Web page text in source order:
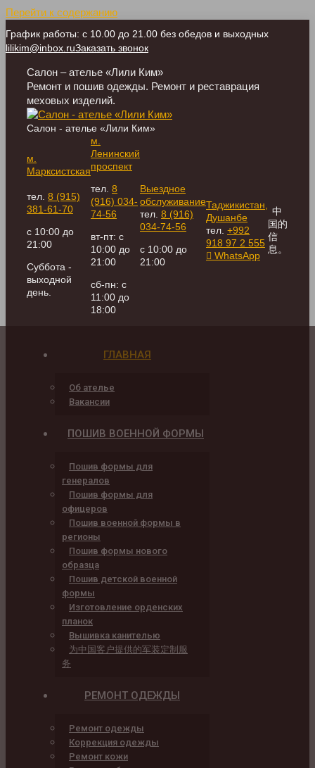
Перейти к содержанию
График работы: с 10.00 до 21.00 без обедов и выходных
lilikim@inbox.ruЗаказать звонок
Салон – ателье «Лили Ким»
Ремонт и пошив одежды. Ремонт и реставрация
меховых изделий.
Салон - ателье «Лили Ким»
м.
Марксистская
тел. 8 (915)
381-61-70
с 10:00 до
21:00
Суббота -
выходной
день.
м.
Ленинский
проспект
тел. 8
(916) 034-
74-56
вт-пт: с
10:00 до
21:00
сб-пн: с
11:00 до
18:00
Выездное
обслуживание
тел. 8 (916)
034-74-56
с 10:00 до
21:00
Таджикистан,
Душанбе
тел. +992
918 97 2 555
WhatsApp
中
国的
信
息。
ГЛАВНАЯ
Об ателье
Вакансии
ПОШИВ ВОЕННОЙ ФОРМЫ
Пошив формы для
генералов
Пошив формы для
офицеров
Пошив военной формы в
регионы
Пошив формы нового
образца
Пошив детской военной
формы
Изготовление орденских
планок
Вышивка канителью
为中国客户提供的军装定制服
务
РЕМОНТ ОДЕЖДЫ
Ремонт одежды
Коррекция одежды
Ремонт кожи